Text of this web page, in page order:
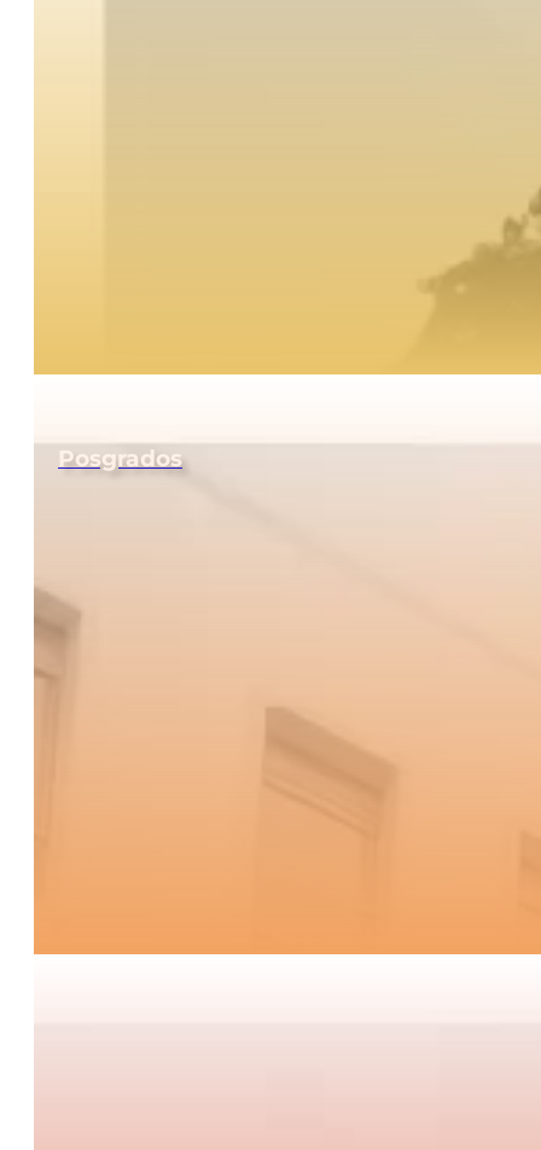
Posgrados